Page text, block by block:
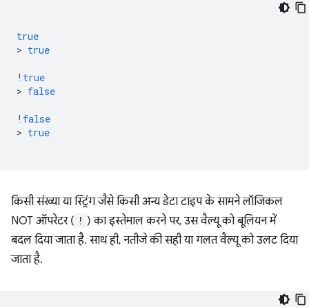
true
> true
! true
> false
! false
> true
किसी संख्या या स्ट्रिंग जैसे किसी अन्य डेटा टाइप के सामने लॉजिकल
NOT ऑपरेटर ( ! ) का इस्तेमाल करने पर, उस वैल्यू को बूलियन में
बदल दिया जाता है. साथ ही, नतीजे की सही या गलत वैल्यू को उलट दिया
जाता है.